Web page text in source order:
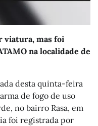
viatura, mas foi
na localidade de
desta quinta-feira
de fogo de uso
no bairro Rasa, em
foi registrada por